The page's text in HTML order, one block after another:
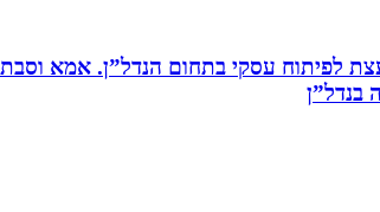
לפיתוח עסקי בתחום הנדל”ן. אמא
בנדל”ן‏